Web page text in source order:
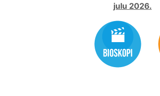
julu 2026.